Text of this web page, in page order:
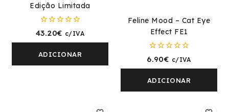
Edição Limitada
0
5
43.20€ c/IVA
ADICIONAR
Feline Mood – Cat Eye
Effect FE1
0
5
6.90€ c/IVA
ADICIONAR